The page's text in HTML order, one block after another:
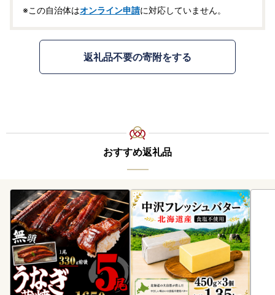
※この自治体はオンライン申請に対応していません。
返礼品不要の寄附をする
おすすめ返礼品